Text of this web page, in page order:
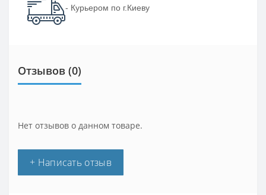
- Курьером по г.Киеву
Отзывов (0)
Нет отзывов о данном товаре.
+ Написать отзыв